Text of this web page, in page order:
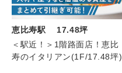
恵比寿駅 17.48坪
＜駅近！＞1階路面店！恵比
寿のイタリアン(1F/17.48坪)